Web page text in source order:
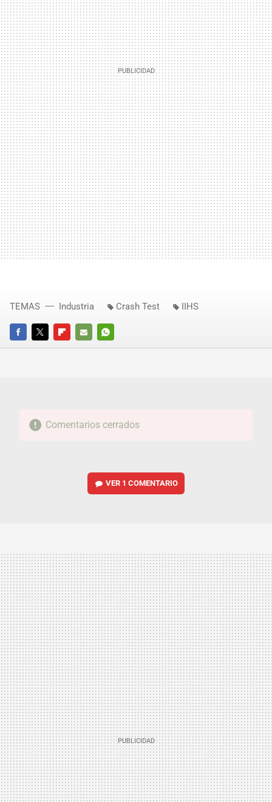
FACEBOOKTWITTERFLIPBOARD
E-
WHATSAPP
TEMAS Industria Crash Test IIHS
Comentarios cerrados
VER 1 COMENTARIO